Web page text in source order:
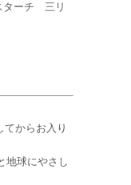
ターチ 三リ
からお入り
地球にやさし